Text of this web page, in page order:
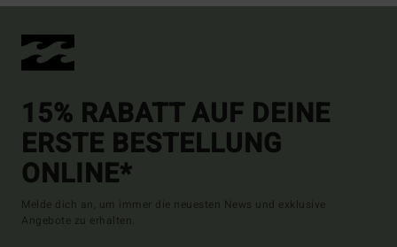
15% RABATT AUF DEINE
ERSTE BESTELLUNG
ONLINE*
Melde dich an, um immer die neuesten News und exklusive
Angebote zu erhalten.